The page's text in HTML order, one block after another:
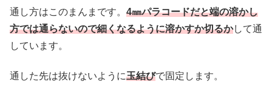
通し方はこのまんまです。 4㎜パラコードだと端の溶かし
方では通らないので細くなるように溶かすか切るかして通
しています。
通した先は抜けないように玉結びで固定します。